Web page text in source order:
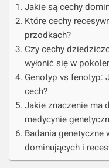
Jakie są cechy
Które cechy
przodkach?
Czy cechy
wyłonić się w
Genotyp vs fenotyp:
cech?
Jakie znaczenie ma
medycynie
Badania genetyczne
dominujących i